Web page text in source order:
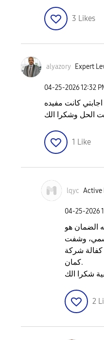
3 Likes
alyazory Expert
‎04-25-202612:32
اجابتي كانت مفيده
الحل وشكرا الك
1 Like
lqyc Active
‎04-25-2026
الضمان هو
وشفت
كفالة شركة
كمان.
شكرا الك
2